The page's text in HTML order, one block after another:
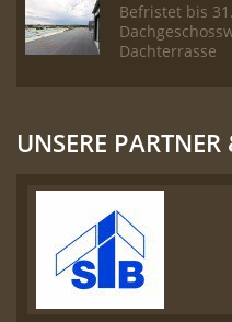
Befristet bis
Dachterrasse
UNSERE